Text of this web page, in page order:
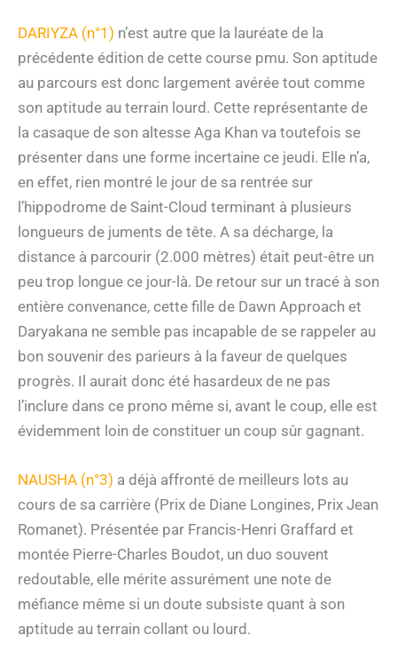
DARIYZA (n°1) n’est autre que la lauréate de la
précédente édition de cette course pmu. Son aptitude
au parcours est donc largement avérée tout comme
son aptitude au terrain lourd. Cette représentante de
la casaque de son altesse Aga Khan va toutefois se
présenter dans une forme incertaine ce jeudi. Elle n’a,
en effet, rien montré le jour de sa rentrée sur
l’hippodrome de Saint-Cloud terminant à plusieurs
longueurs de juments de tête. A sa décharge, la
distance à parcourir (2.000 mètres) était peut-être un
peu trop longue ce jour-là. De retour sur un tracé à son
entière convenance, cette fille de Dawn Approach et
Daryakana ne semble pas incapable de se rappeler au
bon souvenir des parieurs à la faveur de quelques
progrès. Il aurait donc été hasardeux de ne pas
l’inclure dans ce prono même si, avant le coup, elle est
évidemment loin de constituer un coup sûr gagnant.
NAUSHA (n°3) a déjà affronté de meilleurs lots au
cours de sa carrière (Prix de Diane Longines, Prix Jean
Romanet). Présentée par Francis-Henri Graffard et
montée Pierre-Charles Boudot, un duo souvent
redoutable, elle mérite assurément une note de
méfiance même si un doute subsiste quant à son
aptitude au terrain collant ou lourd.